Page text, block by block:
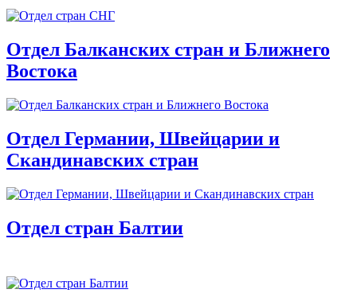
Отдел Балканских стран и Ближнего
Востока
Отдел Германии, Швейцарии и
Скандинавских стран
Отдел стран Балтии